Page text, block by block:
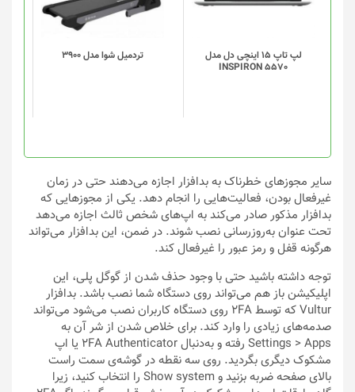
لپ تاپ 15 اینچی دل مدل
INSPIRON 5570
تردميل شوا مدل 3900
سایر مجوزهای خطرناک به بدافزار اجازه می‌دهند حتی در زمان
غیرفعال بودن، فعالیت‌هایی را انجام دهد. یکی از مجوزهایی که
بدافزار مذکور صادر می‌کند به اپ‌های شخص ثالث اجازه می‌دهد
تحت عنوان به‌روزرسانی نصب شوند. در‌ ضمن، این بدافزار می‌تواند
هرگونه قفل و رمز عبور را غیرفعال کند.
توجه داشته باشید حتی با وجود حذف شدن از گوگل پلی، این
اپلیکیشن باز‌ هم می‌تواند روی دستگاه شما نصب باشد. بدافزار
Vultur که توسط 2FA روی دستگاه کاربران نصب می‌شود می‌تواند
صدمه‌های زیادی را وارد کند. برای خلاص شدن از شر آن به
Settings > Apps رفته و به‌دنبال 2FA Authenticator یا اپ
مشکوک دیگری بگردید. روی سه نقطه در گوشه‌ی سمت راست
بالای صفحه ضربه بزنید و Show system را انتخاب کنید، زیرا